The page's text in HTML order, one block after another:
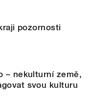
pozornosti
– nekulturní země,
svou kulturu